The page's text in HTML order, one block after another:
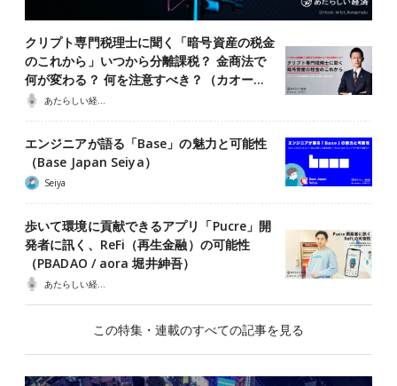
クリプト専門税理士に聞く「暗号資産の税金
のこれから」いつから分離課税？ 金商法で
何が変わる？ 何を注意すべき？（カオー…
エンジニアが語る「Base」の魅力と可能性
（Base Japan Seiya）
Seiya
歩いて環境に貢献できるアプリ「Pucre」開
発者に訊く、ReFi（再生金融）の可能性
（PBADAO / aora 堀井紳吾）
この特集・連載のすべての記事を見る